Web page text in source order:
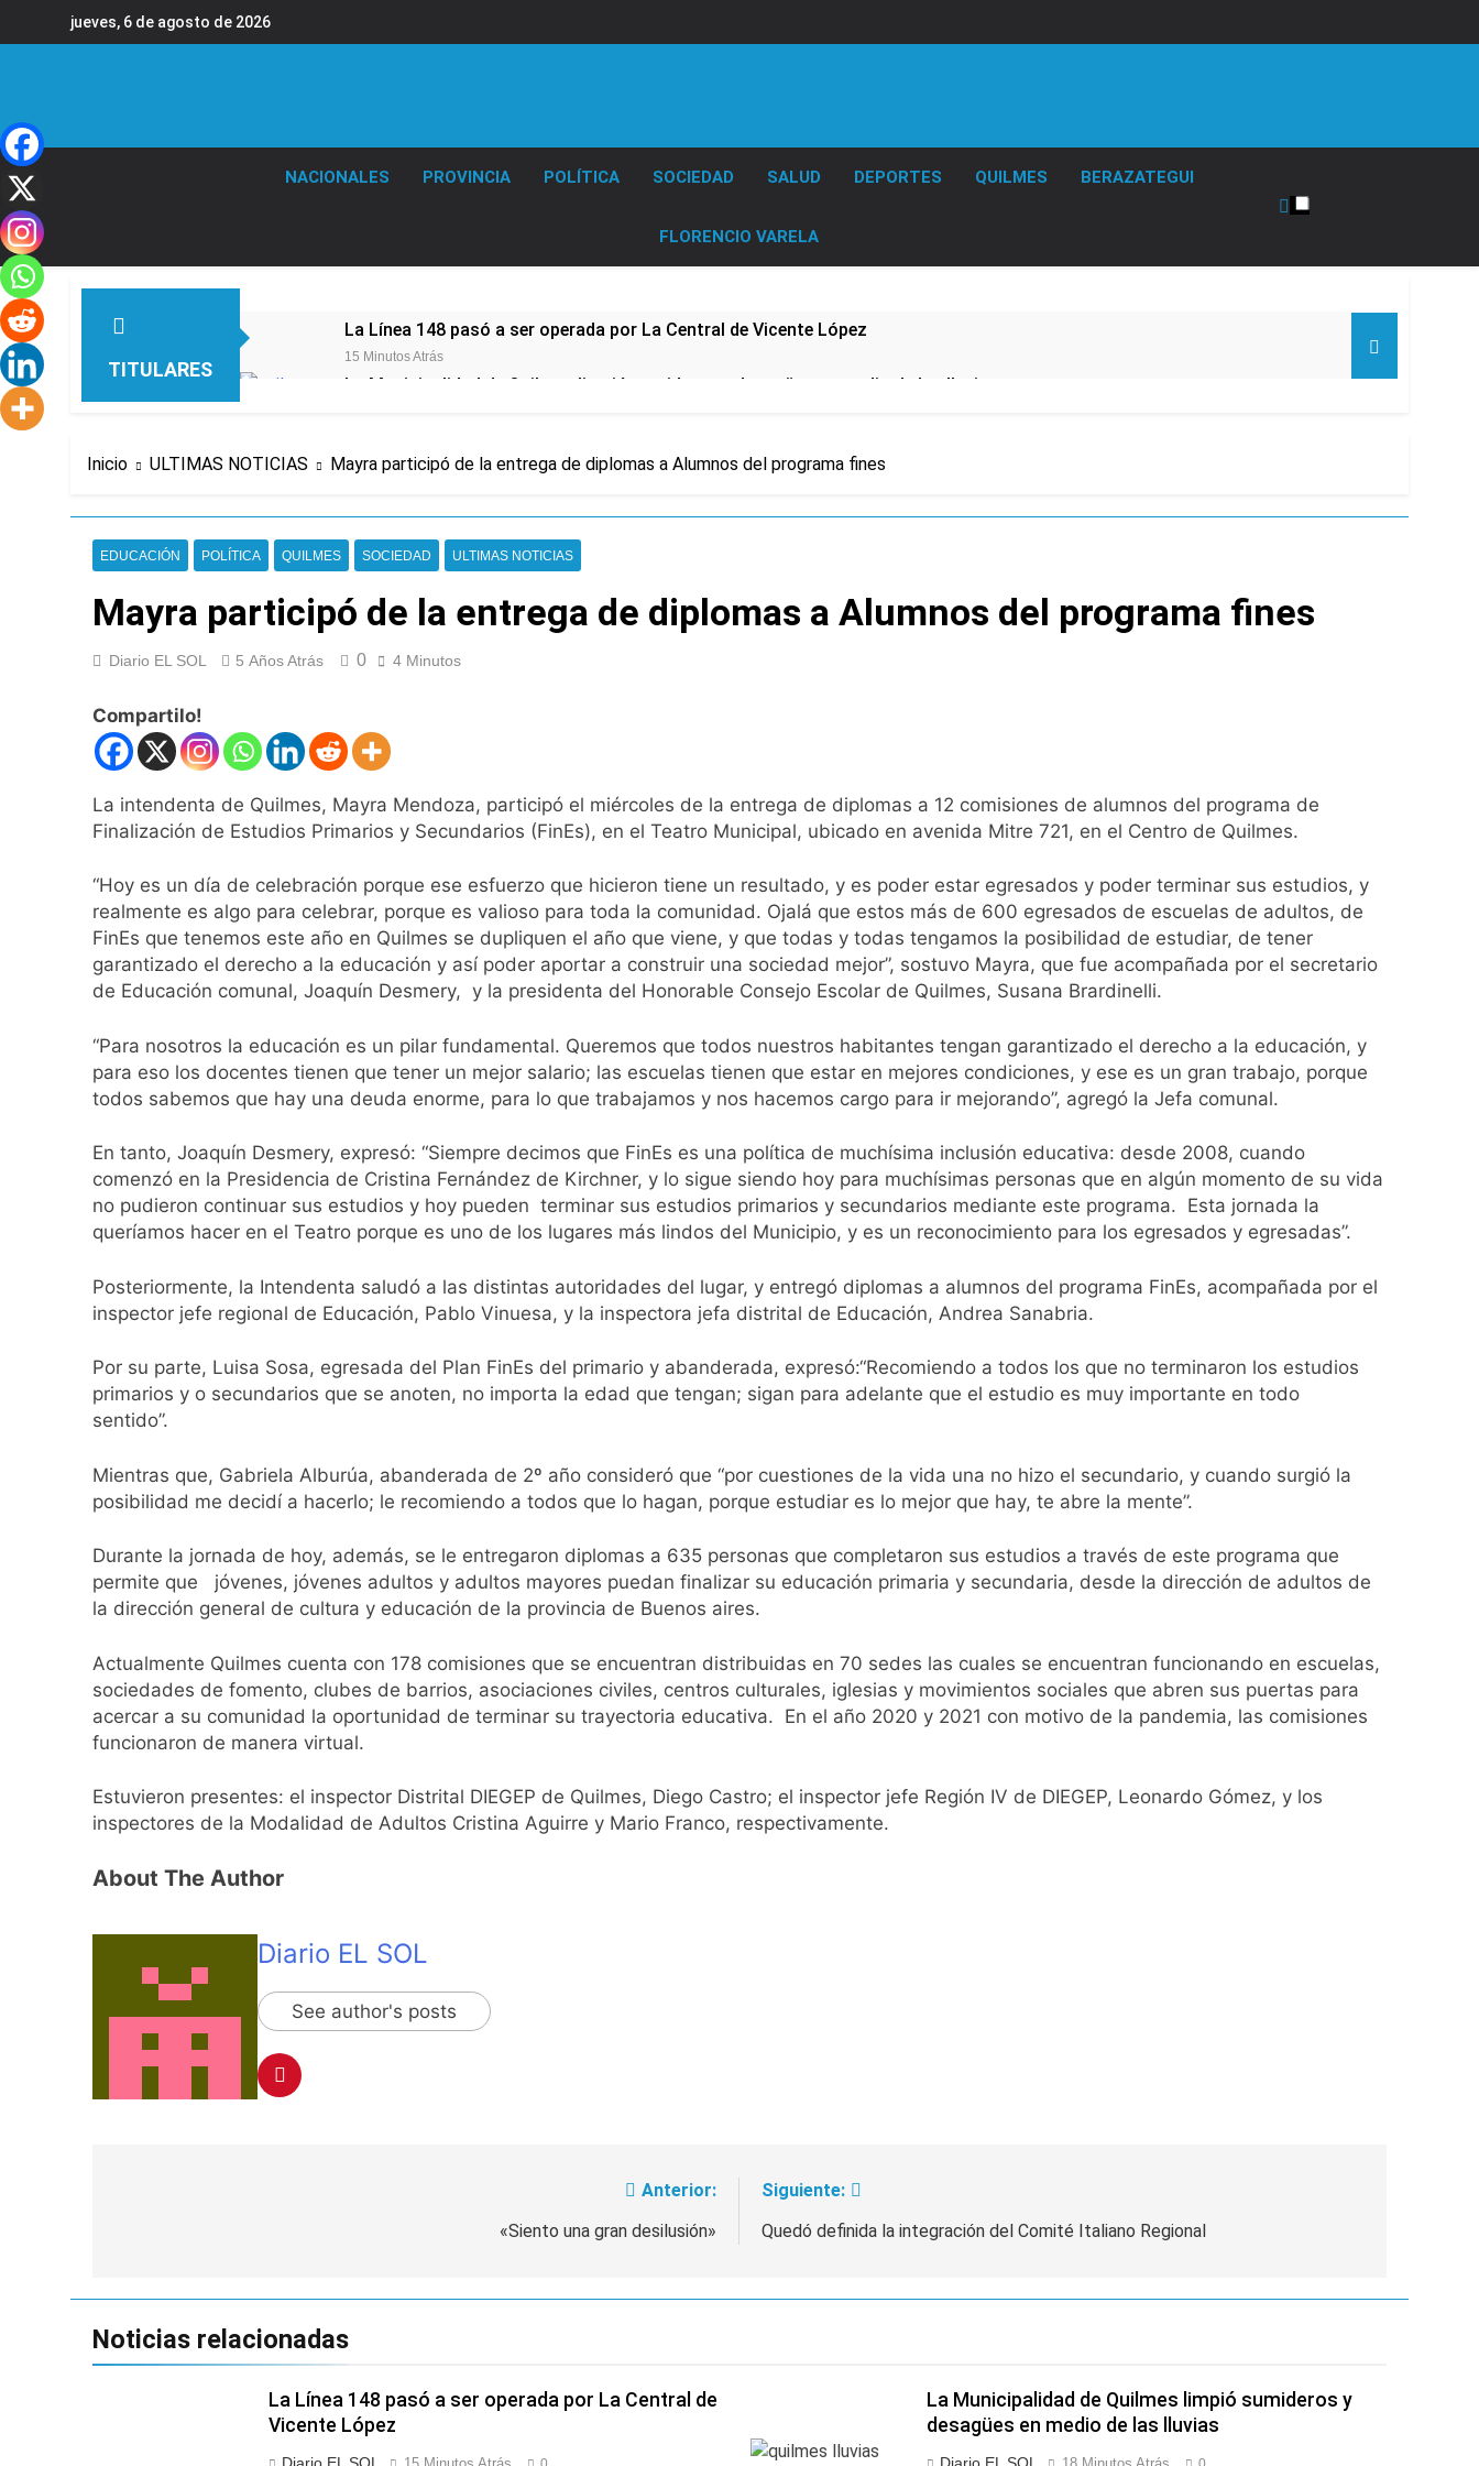
jueves, 6 de agosto de 2026
NACIONALES PROVINCIA POLÍTICA SOCIEDAD SALUD DEPORTES QUILMES BERAZATEGUI
FLORENCIO VARELA
TITULARES
La Línea 148 pasó a ser operada por La Central de Vicente López
15 Minutos Atrás
La Municipalidad de Quilmes limpió sumideros y desagües en medio de las lluvias
2 Horas Atrás
2 Horas Atrás
Marcha al Congreso: cortes, desvíos y operativo de seguridad por la protesta contra la reforma de la Ley de Tierras
Tormentas severas y fuertes ráfagas de viento: más de 10 provincias bajo alerta meteorológica
Senado debate el proyecto sobre propiedad privada con foco en los desalojos
8 Horas Atrás
Alerta naranja en Quilmes por tormentas severas y fuertes ráfagas de viento
19 Horas Atrás
Denunciaron penalmente al abogado libertario que propuso tirar napalm sobre el Gran Buenos Aires
Quilmes derrotó 2-0 al líder Gimnasia de Jujuy y volvió a ilusionarse con el Reducido
19 Horas Atrás
Argentina y Brasil, en el peor momento de su relación
20 Horas Atrás
Una nueva encuesta anticipa gran paridad para 2027 y da un ganador para el balotaje
El oficialismo dio de baja la cláusula de venta de tierras a extranjeros
23 Horas Atrás
Detuvieron en Quilmes a un hombre que amenazó a Milei a través de TikTok
Veteranos de Guerra capacitan a agentes municipales de Quilmes en la causa Malvinas
1 Día Atrás
Orgullo para Quilmes: reconocieron a Apres Salud por sus 50 años de trayectoria
1 Día Atrás
1 Día Atrás
Se notificaron 21 nuevos casos de la fiebre chikungunya en el país
Las vacaciones de invierno se disfrutaron en familia
1 Día Atrás
Inicio ULTIMAS NOTICIAS Mayra participó de la entrega de diplomas a Alumnos del programa fines
EDUCACIÓN POLÍTICA QUILMES SOCIEDAD ULTIMAS NOTICIAS
Mayra participó de la entrega de diplomas a Alumnos del programa fines
Diario EL SOL 5 Años Atrás 0 4 Minutos
Compartilo!
La intendenta de Quilmes, Mayra Mendoza, participó el miércoles de la entrega de diplomas a 12 comisiones de alumnos del programa de
Finalización de Estudios Primarios y Secundarios (FinEs), en el Teatro Municipal, ubicado en avenida Mitre 721, en el Centro de Quilmes.
“Hoy es un día de celebración porque ese esfuerzo que hicieron tiene un resultado, y es poder estar egresados y poder terminar sus estudios, y
realmente es algo para celebrar, porque es valioso para toda la comunidad. Ojalá que estos más de 600 egresados de escuelas de adultos, de
FinEs que tenemos este año en Quilmes se dupliquen el año que viene, y que todas y todas tengamos la posibilidad de estudiar, de tener
garantizado el derecho a la educación y así poder aportar a construir una sociedad mejor”, sostuvo Mayra, que fue acompañada por el secretario
de Educación comunal, Joaquín Desmery, y la presidenta del Honorable Consejo Escolar de Quilmes, Susana Brardinelli.
“Para nosotros la educación es un pilar fundamental. Queremos que todos nuestros habitantes tengan garantizado el derecho a la educación, y
para eso los docentes tienen que tener un mejor salario; las escuelas tienen que estar en mejores condiciones, y ese es un gran trabajo, porque
todos sabemos que hay una deuda enorme, para lo que trabajamos y nos hacemos cargo para ir mejorando”, agregó la Jefa comunal.
En tanto, Joaquín Desmery, expresó: “Siempre decimos que FinEs es una política de muchísima inclusión educativa: desde 2008, cuando
comenzó en la Presidencia de Cristina Fernández de Kirchner, y lo sigue siendo hoy para muchísimas personas que en algún momento de su vida
no pudieron continuar sus estudios y hoy pueden terminar sus estudios primarios y secundarios mediante este programa. Esta jornada la
queríamos hacer en el Teatro porque es uno de los lugares más lindos del Municipio, y es un reconocimiento para los egresados y egresadas”.
Posteriormente, la Intendenta saludó a las distintas autoridades del lugar, y entregó diplomas a alumnos del programa FinEs, acompañada por el
inspector jefe regional de Educación, Pablo Vinuesa, y la inspectora jefa distrital de Educación, Andrea Sanabria.
Por su parte, Luisa Sosa, egresada del Plan FinEs del primario y abanderada, expresó:“Recomiendo a todos los que no terminaron los estudios
primarios y o secundarios que se anoten, no importa la edad que tengan; sigan para adelante que el estudio es muy importante en todo
sentido”.
Mientras que, Gabriela Alburúa, abanderada de 2º año consideró que “por cuestiones de la vida una no hizo el secundario, y cuando surgió la
posibilidad me decidí a hacerlo; le recomiendo a todos que lo hagan, porque estudiar es lo mejor que hay, te abre la mente”.
Durante la jornada de hoy, además, se le entregaron diplomas a 635 personas que completaron sus estudios a través de este programa que
permite que jóvenes, jóvenes adultos y adultos mayores puedan finalizar su educación primaria y secundaria, desde la dirección de adultos de
la dirección general de cultura y educación de la provincia de Buenos aires.
Actualmente Quilmes cuenta con 178 comisiones que se encuentran distribuidas en 70 sedes las cuales se encuentran funcionando en escuelas,
sociedades de fomento, clubes de barrios, asociaciones civiles, centros culturales, iglesias y movimientos sociales que abren sus puertas para
acercar a su comunidad la oportunidad de terminar su trayectoria educativa. En el año 2020 y 2021 con motivo de la pandemia, las comisiones
funcionaron de manera virtual.
Estuvieron presentes: el inspector Distrital DIEGEP de Quilmes, Diego Castro; el inspector jefe Región IV de DIEGEP, Leonardo Gómez, y los
inspectores de la Modalidad de Adultos Cristina Aguirre y Mario Franco, respectivamente.
About The Author
Diario EL SOL
See author's posts
Anterior:
«Siento una gran desilusión»
Siguiente:
Quedó definida la integración del Comité Italiano Regional
Noticias relacionadas
La Línea 148 pasó a ser operada por La Central de
Vicente López
La Municipalidad de Quilmes limpió sumideros y
desagües en medio de las lluvias